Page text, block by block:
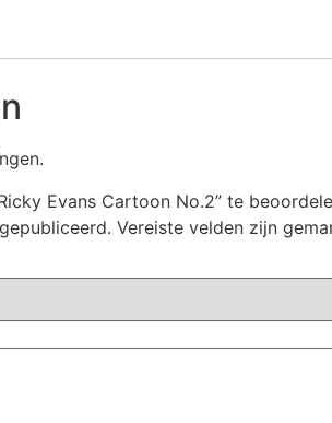
Evans Cartoon No.2” te
Vereiste velden zijn